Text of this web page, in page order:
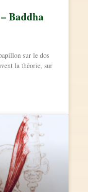
Baddha
sur le dos
la théorie, sur